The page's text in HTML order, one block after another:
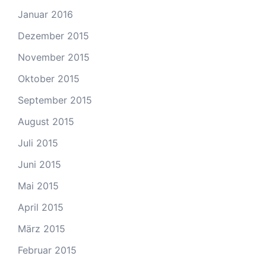
Januar 2016
Dezember 2015
November 2015
Oktober 2015
September 2015
August 2015
Juli 2015
Juni 2015
Mai 2015
April 2015
März 2015
Februar 2015